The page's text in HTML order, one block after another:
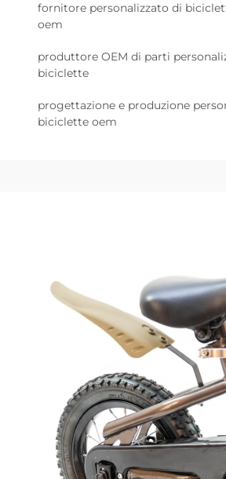
fornitore personalizzato di
oem
produttore OEM di parti
biciclette
progettazione e produzione
biciclette oem